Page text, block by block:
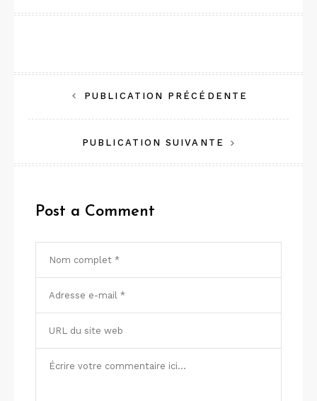
Navigation
de
l’article
PUBLICATION PRÉCÉDENTE
PUBLICATION SUIVANTE
Post a Comment